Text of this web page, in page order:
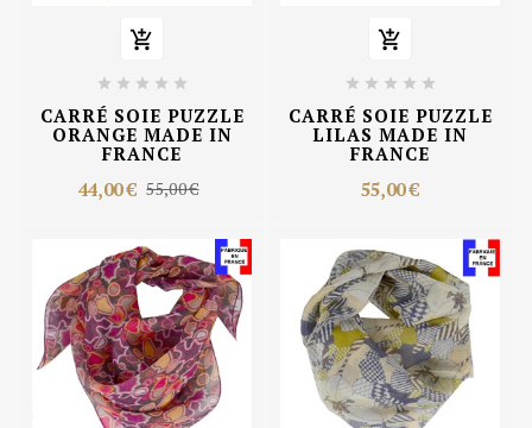

    
CARRÉ SOIE PUZZLE
ORANGE MADE IN
FRANCE
44,00 € 55,00 €

    
CARRÉ SOIE PUZZLE
LILAS MADE IN
FRANCE
55,00 €